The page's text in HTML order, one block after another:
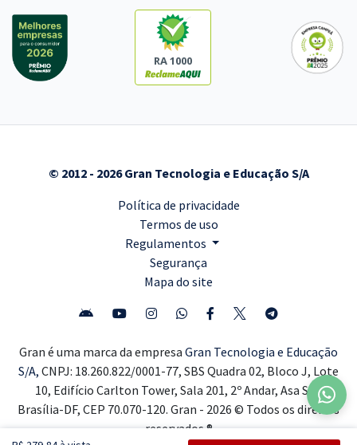
RA 1000
© 2012 - 2026 Gran Tecnologia e Educação S/A
Política de privacidade
Termos de uso
Regulamentos
Segurança
Mapa do site
Gran é uma marca da empresa Gran Tecnologia e Educação
S/A, CNPJ: 18.260.822/0001-77, SBS Quadra 02, Bloco J, Lote
10, Edifício Carlton Tower, Sala 201, 2º Andar, Asa Sul,
Brasília-DF, CEP 70.070-120. Gran - 2026 © Todos os direitos
reservados ®